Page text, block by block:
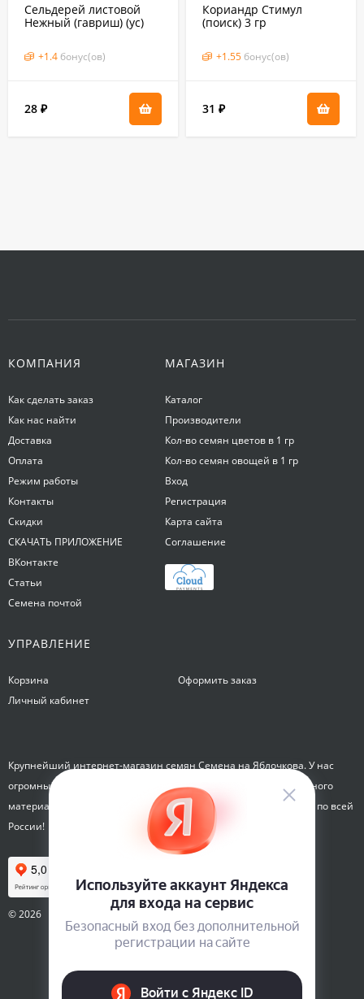
Сельдерей листовой
Нежный (гавриш) (ус)
+1.4 бонус(ов)
28 ₽
Кориандр Стимул
(поиск) 3 гр
+1.55 бонус(ов)
31 ₽
КОМПАНИЯ
Как сделать заказ
Как нас найти
Доставка
Оплата
Режим работы
Контакты
Скидки
СКАЧАТЬ ПРИЛОЖЕНИЕ
ВКонтакте
Статьи
Семена почтой
МАГАЗИН
Каталог
Производители
Кол-во семян цветов в 1 гр
Кол-во семян овощей в 1 гр
Вход
Регистрация
Карта сайта
Соглашение
УПРАВЛЕНИЕ
Корзина
Личный кабинет
Оформить заказ
Крупнейший интернет-магазин семян Семена на Яблочкова. У нас
огромный каталог семян, растений, луковиц цветов и посадочного
материала. Здесь вы можете купить семена почтой и курьером по всей
России!
© 2026